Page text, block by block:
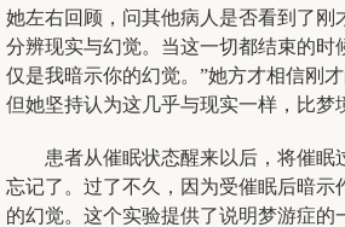
她左右回顾，问其他病人是否看到了刚
分辨现实与幻觉。当这一切都结束的时
仅是我暗示你的幻觉。”她方才相信刚
但她坚持认为这几乎与现实一样，比梦
患者从催眠状态醒来以后，将催眠
忘记了。过了不久，因为受催眠后暗示
的幻觉。这个实验提供了说明梦游症的